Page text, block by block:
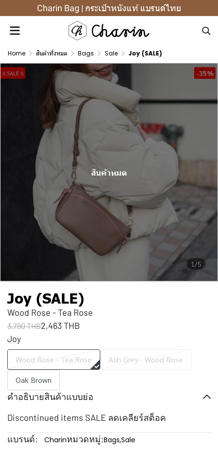
Charin Bag | กระเป๋าหนังแท้ แบรนด์ไทย
Home สินค้าทั้งหมด Bags Sale Joy (SALE)
1/5
!! SALE !! -35%
สินค้าหมด
Joy (SALE)
Wood Rose - Tea Rose
3,790 THB2,463 THB
Joy
Wood Rose - Tea Rose
Ash Grey - Wood Rose
Oak Brown
คำอธิบายสินค้าแบบย่อ
Discontinued items SALE ลดเคลียร์สต็อค
แบรนด์:
Charinหมวดหมู่:Bags,Sale